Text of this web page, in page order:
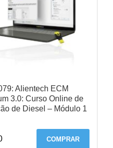
Alientech ECM
3.0: Curso Online de
de Diesel – Módulo 1
COMPRAR